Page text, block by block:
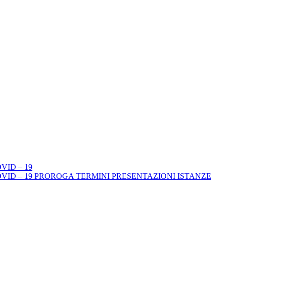
– 19
– 19 PROROGA TERMINI PRESENTAZIONI ISTANZE